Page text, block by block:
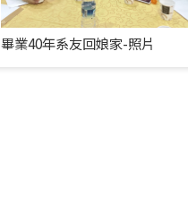
畢業40年系友回娘家-照片